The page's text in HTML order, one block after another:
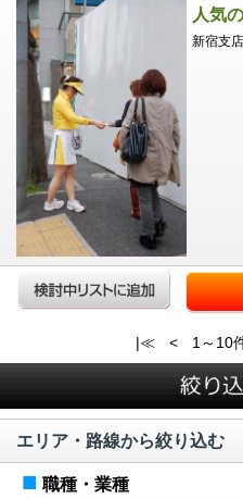
人気
新宿支店
|≪ < 1～10
エリア・路線から絞り込む
■ 職種・業種